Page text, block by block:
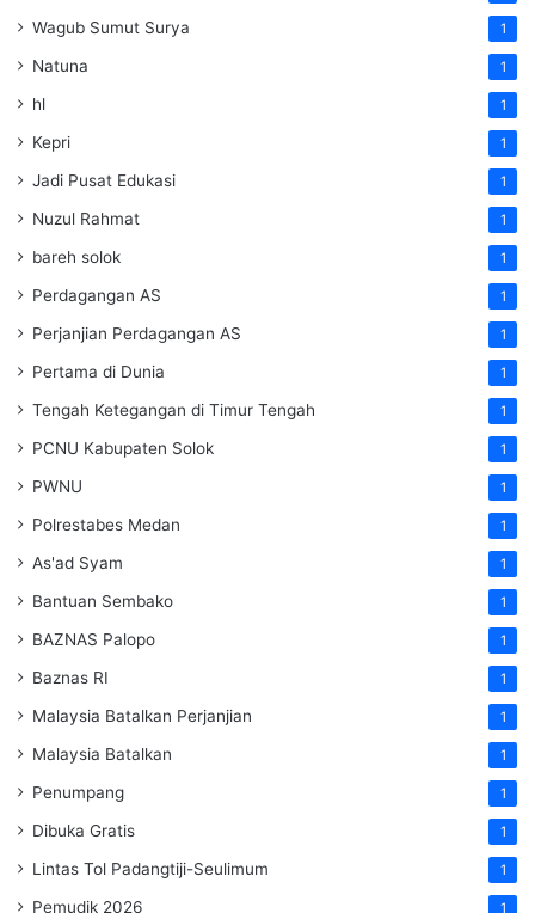
Wagub Sumut Surya 1
Natuna 1
hl 1
Kepri 1
Jadi Pusat Edukasi 1
Nuzul Rahmat 1
bareh solok 1
Perdagangan AS 1
Perjanjian Perdagangan AS 1
Pertama di Dunia 1
Tengah Ketegangan di Timur Tengah 1
PCNU Kabupaten Solok 1
PWNU 1
Polrestabes Medan 1
As'ad Syam 1
Bantuan Sembako 1
BAZNAS Palopo 1
Baznas RI 1
Malaysia Batalkan Perjanjian 1
Malaysia Batalkan 1
Penumpang 1
Dibuka Gratis 1
Lintas Tol Padangtiji-Seulimum 1
Pemudik 2026 1